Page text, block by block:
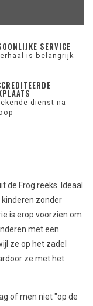
SERVICE
is belangrijk
dienst na
de Frog reeks. Ideaal
zonder
is erop voorzien om
met een
ze op het zadel
ze met het
of men niet "op de